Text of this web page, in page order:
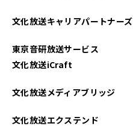
2023年01月
2022年08月
文化放送キャリアパートナーズ
東京音研放送サービス
文化放送iCraft
文化放送メディアブリッジ
文化放送エクステンド